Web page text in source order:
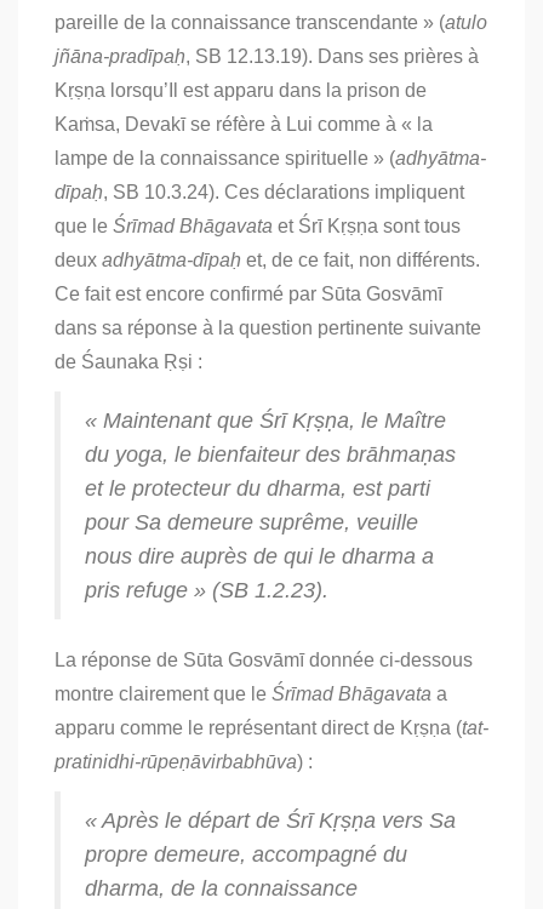
pareille de la connaissance transcendante » (atulo
jñāna-pradīpaḥ, SB 12.13.19). Dans ses prières à
Kṛṣṇa lorsqu’Il est apparu dans la prison de
Kaṁsa, Devakī se réfère à Lui comme à « la
lampe de la connaissance spirituelle » (adhyātma-
dīpaḥ, SB 10.3.24). Ces déclarations impliquent
que le Śrīmad Bhāgavata et Śrī Kṛṣṇa sont tous
deux adhyātma-dīpaḥ et, de ce fait, non différents.
Ce fait est encore confirmé par Sūta Gosvāmī
dans sa réponse à la question pertinente suivante
de Śaunaka Ṛṣi :
« Maintenant que Śrī Kṛṣṇa, le Maître
du yoga, le bienfaiteur des brāhmaṇas
et le protecteur du dharma, est parti
pour Sa demeure suprême, veuille
nous dire auprès de qui le dharma a
pris refuge » (SB 1.2.23).
La réponse de Sūta Gosvāmī donnée ci-dessous
montre clairement que le Śrīmad Bhāgavata a
apparu comme le représentant direct de Kṛṣṇa (tat-
pratinidhi-rūpeṇāvirbabhūva) :
« Après le départ de Śrī Kṛṣṇa vers Sa
propre demeure, accompagné du
dharma, de la connaissance